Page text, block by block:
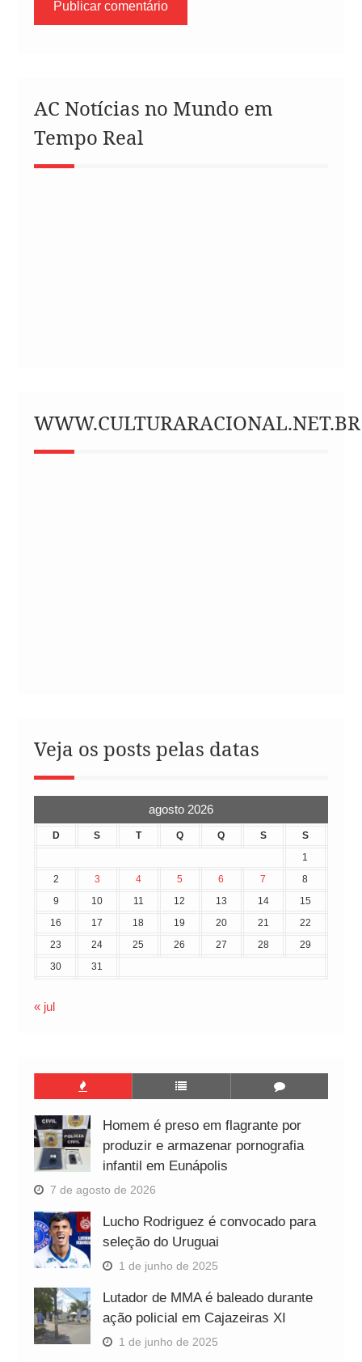
AC Notícias no Mundo em
Tempo Real
WWW.CULTURARACIONAL.NET.BR
Veja os posts pelas datas
agosto 2026
D S T Q Q S
S
1
2
3 4 5 6 7
8
9
10 11 12 13 14
15
16
17 18 19 20 21
22
23
24 25 26 27 28
29
30
31
« jul
Homem é preso em flagrante por
produzir e armazenar pornografia
infantil em Eunápolis
7 de agosto de 2026
Lucho Rodriguez é convocado para
seleção do Uruguai
1 de junho de 2025
Lutador de MMA é baleado durante
ação policial em Cajazeiras XI
1 de junho de 2025